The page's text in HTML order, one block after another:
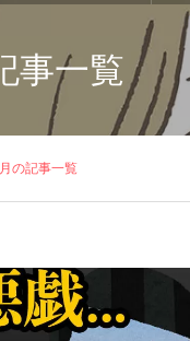
事一覧
の記事一覧